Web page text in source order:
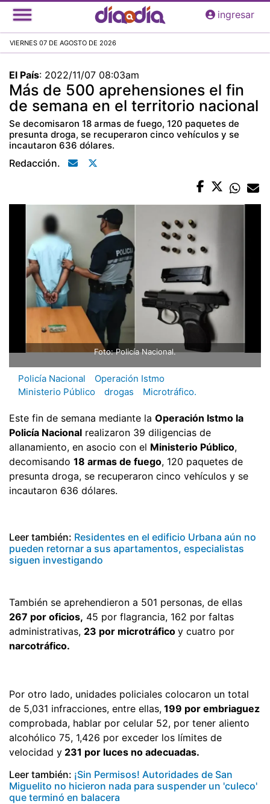
Pasar
al
principal
ingresar
VIERNES 07 DE AGOSTO DE 2026
El País: 2022/11/07 08:03am
Más de 500 aprehensiones el fin
de semana en el territorio nacional
Se decomisaron 18 armas de fuego, 120 paquetes de
presunta droga, se recuperaron cinco vehículos y se
incautaron 636 dólares.
Redacción.
Foto: Policía Nacional.
Policía Nacional
Operación Istmo
Ministerio Público
drogas Microtráfico.
Este fin de semana mediante la Operación Istmo la
Policía Nacional realizaron 39 diligencias de
allanamiento, en asocio con el Ministerio Público,
decomisando 18 armas de fuego, 120 paquetes de
presunta droga, se recuperaron cinco vehículos y se
incautaron 636 dólares.
Leer también: Residentes en el edificio Urbana aún no
pueden retornar a sus apartamentos, especialistas
siguen investigando
También se aprehendieron a 501 personas, de ellas
267 por oficios, 45 por flagrancia, 162 por faltas
administrativas, 23 por microtráfico y cuatro por
narcotráfico.
Por otro lado, unidades policiales colocaron un total
de 5,031 infracciones, entre ellas, 199 por embriaguez
comprobada, hablar por celular 52, por tener aliento
alcohólico 75, 1,426 por exceder los límites de
velocidad y 231 por luces no adecuadas.
Leer también: ¡Sin Permisos! Autoridades de San
Miguelito no hicieron nada para suspender un 'culeco'
que terminó en balacera